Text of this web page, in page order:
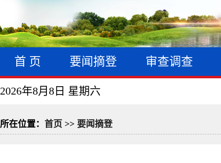
首 页 要闻摘登 审查调查
2026年8月8日 星期六
所在位置： 首页 >> 要闻摘登